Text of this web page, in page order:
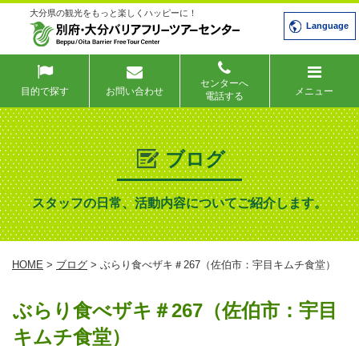
大分県の観光をもっと楽しくハッピーに！
Language
目的で探す お問い合わせ
センターへ
電話する
メニュー
ブログ
スタッフの日常、活動内容についてご紹介します。
HOME > ブログ > ぶらり食べザキ＃267（佐伯市：宇目キムチ食堂）
ぶらり食べザキ＃267（佐伯市：宇目
キムチ食堂）